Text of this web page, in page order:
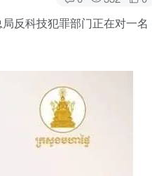
反科技犯罪部门正在对一名